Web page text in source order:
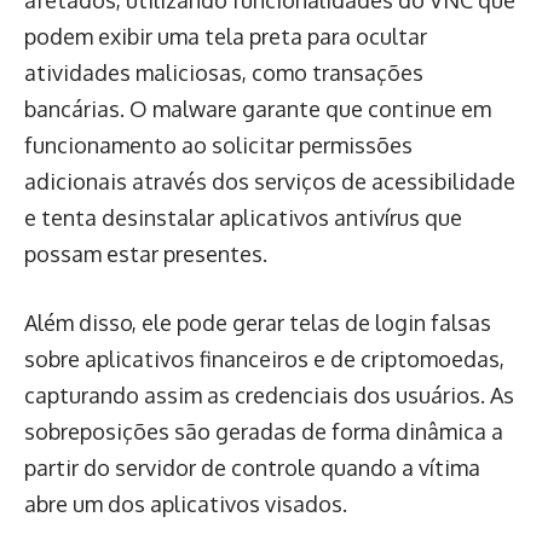
podem exibir uma tela preta para ocultar
atividades maliciosas, como transações
bancárias. O malware garante que continue em
funcionamento ao solicitar permissões
adicionais através dos serviços de acessibilidade
e tenta desinstalar aplicativos antivírus que
possam estar presentes.
Além disso, ele pode gerar telas de login falsas
sobre aplicativos financeiros e de criptomoedas,
capturando assim as credenciais dos usuários. As
sobreposições são geradas de forma dinâmica a
partir do servidor de controle quando a vítima
abre um dos aplicativos visados.